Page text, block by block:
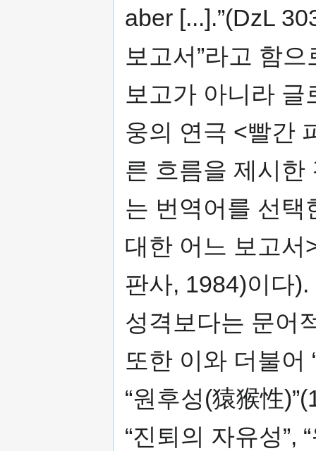
aber [...].”(DzL
보고서”라고 함
보고가 아니라
웅의 연극 <빨간
른 흐름을 제시한
는 번역어를 선택
대한 어느 보고서
판사, 1984)이다
성격보다는 문어
또한 이와 더불어
“원후성(猿猴性
“진퇴의 자유성”,